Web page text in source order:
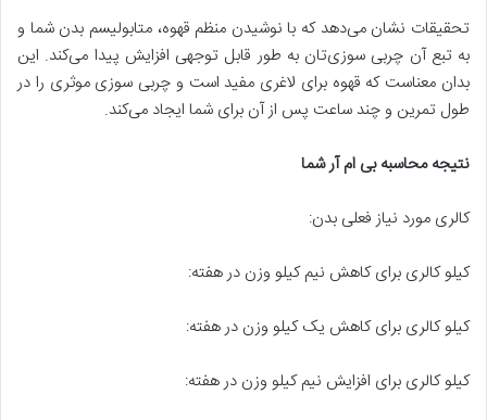
تحقیقات نشان می‌دهد که با نوشیدن منظم قهوه، متابولیسم بدن شما و
به تبع آن چربی سوزی‌تان به طور قابل توجهی افزایش پیدا می‌کند. این
بدان معناست که قهوه برای لاغری مفید است و چربی سوزی موثری را در
طول تمرین و چند ساعت پس از آن برای شما ایجاد می‌کند.
نتیجه محاسبه بی ام آر شما
کالری مورد نیاز فعلی بدن:
کیلو کالری برای کاهش نیم کیلو وزن در هفته:
کیلو کالری برای کاهش یک کیلو وزن در هفته:
کیلو کالری برای افزایش نیم کیلو وزن در هفته: